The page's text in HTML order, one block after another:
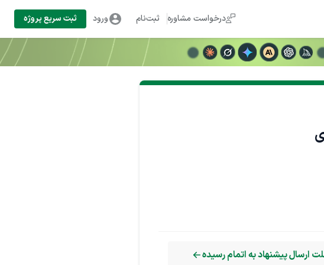
درخواست مشاوره ثبت‌نام ورود ثبت سریع پروژه
ارسال پیشنهاد به اتمام رسیده